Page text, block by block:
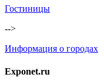
Гостиницы
-->
Информация о городах
Exponet.ru